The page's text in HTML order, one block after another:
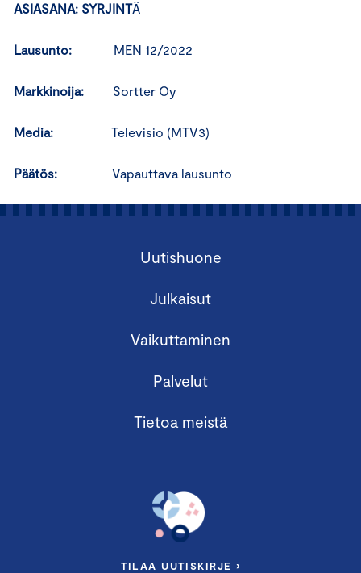
ASIASANA: SYRJINTÄ
Lausunto: MEN 12/2022
Markkinoija: Sortter Oy
Media: Televisio (MTV3)
Päätös: Vapauttava lausunto
Uutishuone
Julkaisut
Vaikuttaminen
Palvelut
Tietoa meistä
TILAA UUTISKIRJE ›